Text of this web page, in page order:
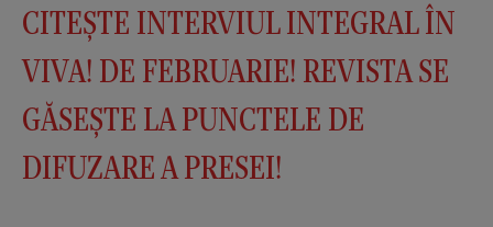
CITEȘTE INTERVIUL INTEGRAL ÎN
VIVA! DE FEBRUARIE! REVISTA SE
GĂSEȘTE LA PUNCTELE DE
DIFUZARE A PRESEI!